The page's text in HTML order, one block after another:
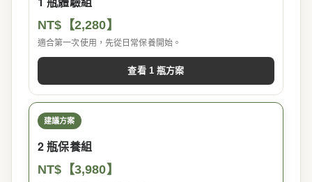
NT$【2,280】
適合第一次使用，先從日常保養開始。
查看 1 瓶方案
建議方案
2 瓶保養組
NT$【3,980】